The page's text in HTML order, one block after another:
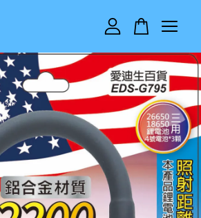
車目前還是空的。
繼續購物